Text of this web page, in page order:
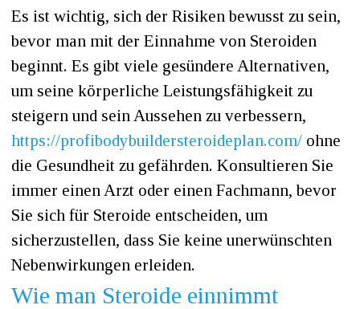
Es ist wichtig, sich der Risiken bewusst zu sein,
bevor man mit der Einnahme von Steroiden
beginnt. Es gibt viele gesündere Alternativen,
um seine körperliche Leistungsfähigkeit zu
steigern und sein Aussehen zu verbessern,
https://profibodybuildersteroideplan.com/ ohne
die Gesundheit zu gefährden. Konsultieren Sie
immer einen Arzt oder einen Fachmann, bevor
Sie sich für Steroide entscheiden, um
sicherzustellen, dass Sie keine unerwünschten
Nebenwirkungen erleiden.
Wie man Steroide einnimmt